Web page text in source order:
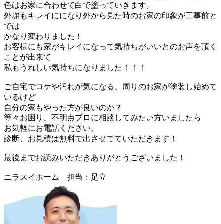
色はお家に合わせて白で塗っていきます。
外塀もキレイ にになり外から見た時のお家の印象が工事前と
では
かなり変わりました！
お客様にも家がキレイになって気持ちがいいとのお声を頂く
ことが出来て
私もうれしい気持ちになりました！！！
ご自宅でコケや汚れが気になる、周りのお家が塗装し始めて
いるけど
自分の家もやった方が良いのか？
等々お困り、不明点プロに相談してみたい方いましたら
お気軽にお電話ください。
診断、お見積は無料で出させてていただきます！
最後までお読みいただきありがとうございました！
ニラスイホーム 担当：足立